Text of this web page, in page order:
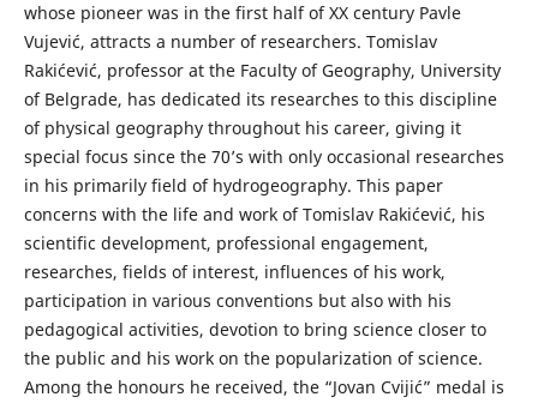
whose pioneer was in the first half of XX century Pavle
Vujević, attracts a number of researchers. Tomislav
Rakićević, professor at the Faculty of Geography, University
of Belgrade, has dedicated its researches to this discipline
of physical geography throughout his career, giving it
special focus since the 70’s with only occasional researches
in his primarily field of hydrogeography. This paper
concerns with the life and work of Tomislav Rakićević, his
scientific development, professional engagement,
researches, fields of interest, influences of his work,
participation in various conventions but also with his
pedagogical activities, devotion to bring science closer to
the public and his work on the popularization of science.
Among the honours he received, the “Jovan Cvijić” medal is